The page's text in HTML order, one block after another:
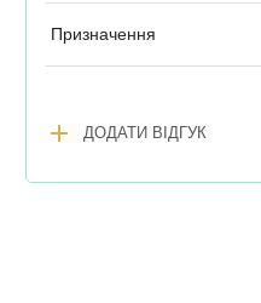
Призначення
add ДОДАТИ ВІДГУК